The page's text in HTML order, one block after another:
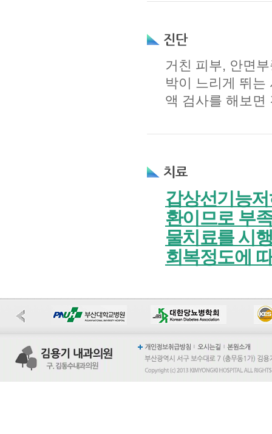
거친 피부, 안면
박이 느리게 뛰는
액 검사를 해보면
갑상선기능
환이므로 부
물치료를 시
회복정도에